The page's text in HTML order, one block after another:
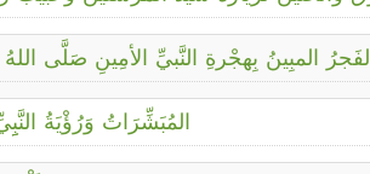
الفَجرُ المبِينُ بِهجْرةِ النَّبيِّ الأمِينِ صَلَّى
المُبَشِّرَاتُ وَرُؤْيَةُ